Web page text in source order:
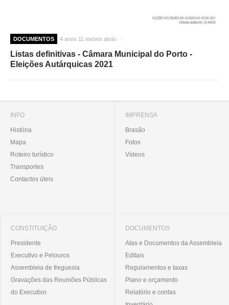
DOCUMENTOS 4 anos 11 meses atrás
Listas definitivas - Câmara Municipal do Porto -
Eleições Autárquicas 2021
INFO
História
Mapa
Roteiro turístico
Transportes
Contactos úteis
IMPRENSA
Brasão
Fotos
Vídeos
CONSTITUIÇÃO
Presidente
Executivo e Pelouros
Assembleia de freguesia
Gravações das Reuniões Públicas
do Executivo
DOCUMENTOS
Atas e Documentos da Assembleia
Editais
Regulamentos e taxas
Plano e orçamento
Relatório e contas